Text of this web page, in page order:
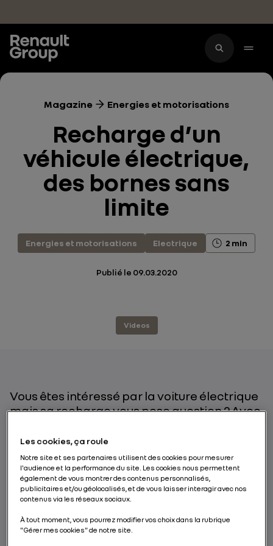
Magazine Energies et motorisations
Recharge d’un
véhicule électrique,
des bornes sans
limite
Energies et motorisations Electrique 2 min
Publié le 09.03.2020
Videos
Vous êtes intéressé par la voiture électrique
mais sa recharge vous pose question ? Avec
bornes publiques en Europe, les solutions de
recharge d’une voiture électrique sont
multiples.
Les cookies, ça roule
Notre site et ses partenaires utilisent des cookies pour mesurer
l'audience et la performance du site. Les cookies nous permettent
également de vous montrer des contenus personnalisés,
publicitaires et/ou géolocalisés, et de vous laisser interagir avec nos
contenus via les réseaux sociaux.
À tout moment, vous pourrez modifier vos choix dans la rubrique
"Gérer mes cookies" de notre site.